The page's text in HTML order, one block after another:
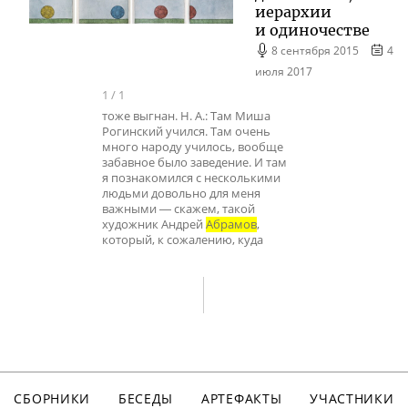
иерархии
и одиночестве
8 сентября 2015
4
июля 2017
1 / 1
тоже выгнан. Н. А.: Там Миша
Рогинский учился. Там очень
много народу училось, вообще
забавное было заведение. И там
я познакомился с несколькими
людьми довольно для меня
важными ― скажем, такой
художник Андрей Абрамов,
который, к сожалению, куда
СБОРНИКИ БЕСЕДЫ АРТЕФАКТЫ
УЧАСТНИКИ